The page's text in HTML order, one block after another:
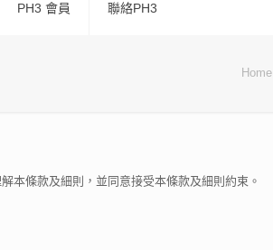
PH3 會員 聯絡PH3
Home
本條款及細則，並同意接受本條款及細則約束。